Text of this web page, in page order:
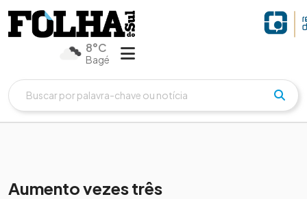
8°C
Bagé
Aumento vezes três